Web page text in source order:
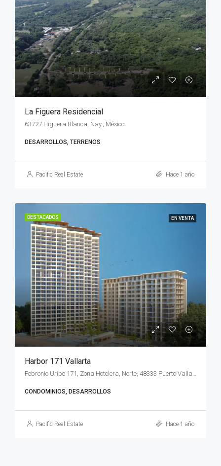
La Figuera Residencial
63727 Higuera Blanca, Nay., México
DESARROLLOS, TERRENOS
Pacific Real Estate Hace 1 año
DESTACADOS EN VENTA
Harbor 171 Vallarta
Febronio Uribe 171, Zona Hotelera, Norte, 48333 Puerto Vallarta, Jal., México
CONDOMINIOS, DESARROLLOS
Pacific Real Estate Hace 1 año